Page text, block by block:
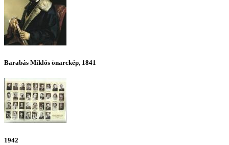
Barabás Miklós önarckép, 1841
1942